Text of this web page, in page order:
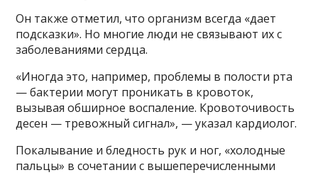
Он также отметил, что организм всегда «дает
подсказки». Но многие люди не связывают их с
заболеваниями сердца.
«Иногда это, например, проблемы в полости рта
— бактерии могут проникать в кровоток,
вызывая обширное воспаление. Кровоточивость
десен — тревожный сигнал», — указал кардиолог.
Покалывание и бледность рук и ног, «холодные
пальцы» в сочетании с вышеперечисленными